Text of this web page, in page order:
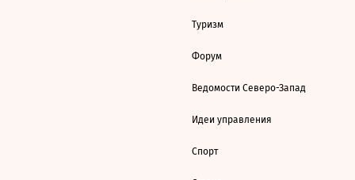
Туризм
Форум
Ведомости Северо-Запад
Идеи управления
Спорт